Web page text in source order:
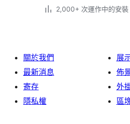
2,000+ 次運作中的安裝
關於我們
最新消息
寄存
隱私權
展
佈
外
區